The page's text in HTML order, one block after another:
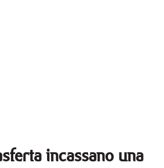
incassano una